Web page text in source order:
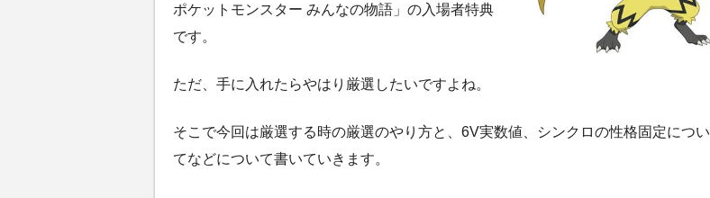
ポケットモンスター みんなの物語」の入場者特典
です。
ただ、手に入れたらやはり厳選したいですよね。
そこで今回は厳選する時の厳選のやり方と、6V実数値、シンクロの性格固定につい
てなどについて書いていきます。